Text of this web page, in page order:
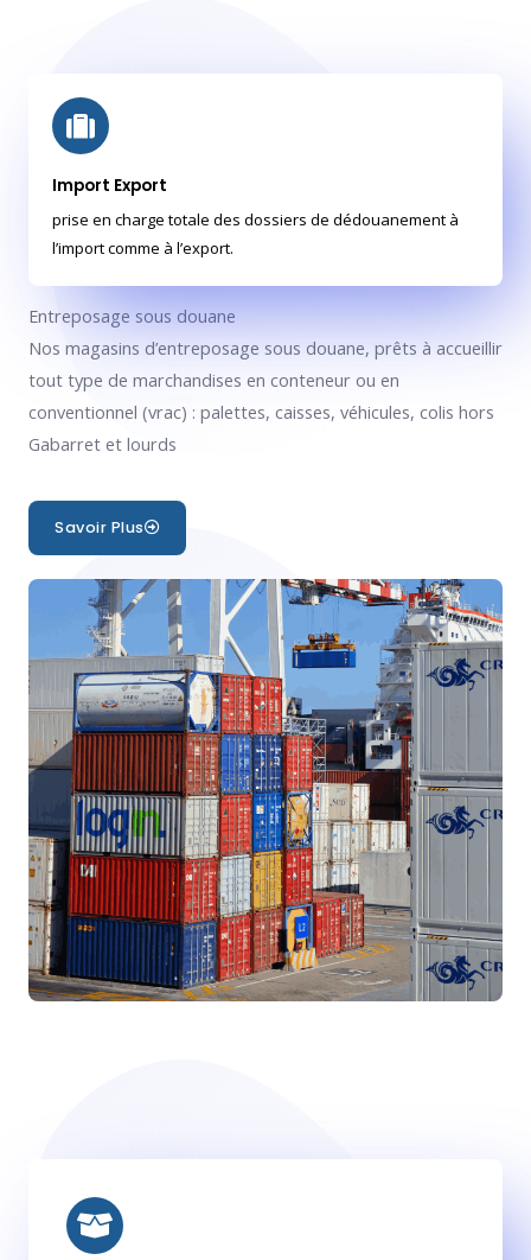
Import Export
prise en charge totale des dossiers de dédouanement à
l’import comme à l’export.
2| ENTREPOSAGE
Entreposage sous douane
Nos magasins d’entreposage sous douane, prêts à accueillir
tout type de marchandises en conteneur ou en
conventionnel (vrac) : palettes, caisses, véhicules, colis hors
Gabarret et lourds
Savoir Plus